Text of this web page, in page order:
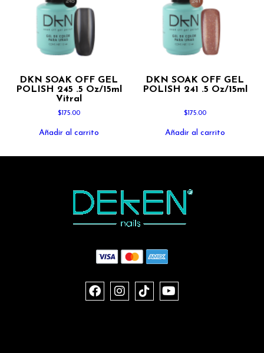
DKN SOAK OFF GEL
POLISH 245 .5 Oz/15ml
Vitral
$175.00
Añadir al carrito
DKN SOAK OFF GEL
POLISH 241 .5 Oz/15ml
$175.00
Añadir al carrito